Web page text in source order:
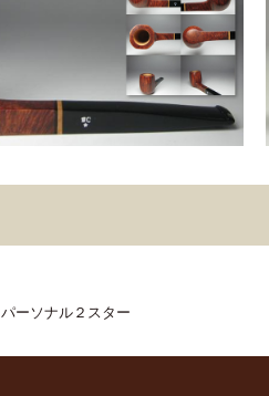
パーソナル２スター